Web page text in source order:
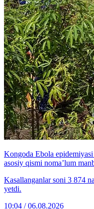
Kongoda Ebola
asosiy qismi noma’lum
Kasallanganlar soni 3 874
yetdi.
10:04 / 06.08.2026